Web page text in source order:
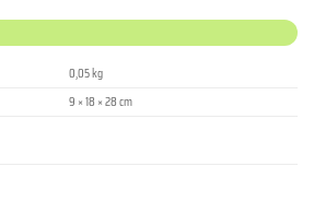
0,05 kg
9 × 18 × 28 cm